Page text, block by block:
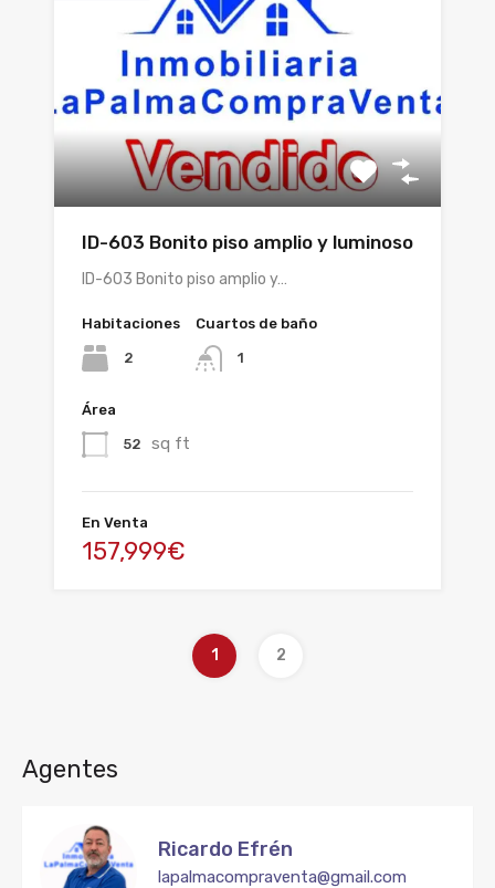
ID-603 Bonito piso amplio y luminoso
ID-603 Bonito piso amplio y…
Habitaciones
2
Cuartos de baño
1
Área
52 sq ft
En Venta
157,999€
1 2
Agentes
Ricardo Efrén
lapalmacompraventa@gmail.com